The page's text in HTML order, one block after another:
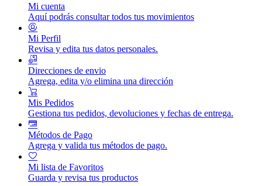
Mi cuenta
Aquí podrás consultar todos tus movimientos
Mi Perfil
Revisa y edita tus datos personales.
Direcciones de envio
Agrega, edita y/o elimina una dirección
Mis Pedidos
Gestiona tus pedidos, devoluciones y fechas de entrega.
Métodos de Pago
Agrega y valida tus métodos de pago.
Mi lista de Favoritos
Guarda y revisa tus productos